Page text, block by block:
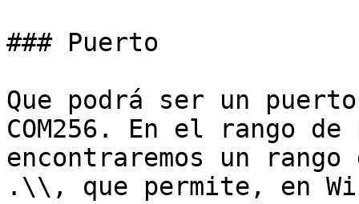
### Puerto
Que podrá ser un
COM256. En el rango
encontraremos un
.\\, que permite, en